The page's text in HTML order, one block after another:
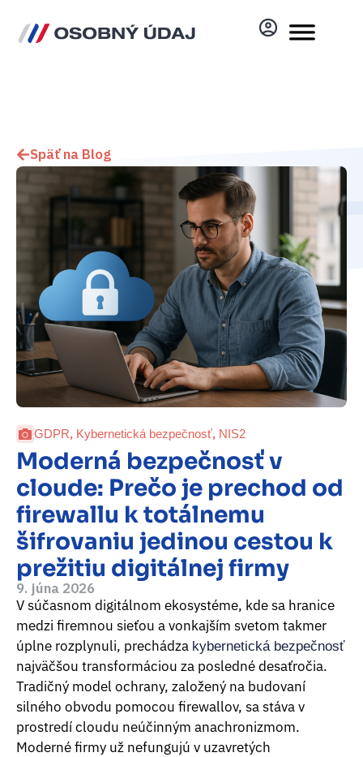
GDPR, Kybernetická bezpečnosť, NIS2
Moderná bezpečnosť v
cloude: Prečo je prechod od
firewallu k totálnemu
šifrovaniu jedinou cestou k
prežitiu digitálnej firmy
9. júna 2026
Späť na Blog
V súčasnom digitálnom ekosystéme, kde sa hranice
medzi firemnou sieťou a vonkajším svetom takmer
úplne rozplynuli, prechádza kybernetická bezpečnosť
najväčšou transformáciou za posledné desaťročia.
Tradičný model ochrany, založený na budovaní
silného obvodu pomocou firewallov, sa stáva v
prostredí cloudu neúčinným anachronizmom.
Moderné firmy už nefungujú v uzavretých